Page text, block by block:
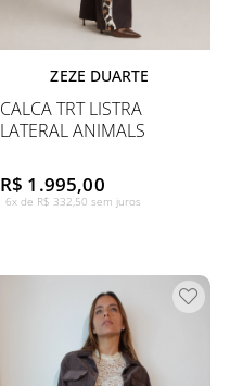
ZEZE DUARTE
CALCA TRT LISTRA
LATERAL ANIMALS
R$ 1.995,00
6x de R$ 332,50 sem juros